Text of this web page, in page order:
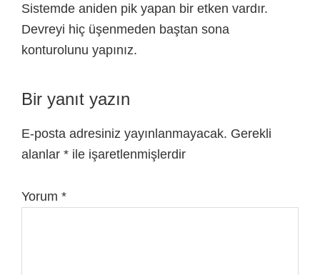
Sistemde aniden pik yapan bir etken vardır.
Devreyi hiç üşenmeden baştan sona
konturolunu yapınız.
Bir yanıt yazın
E-posta adresiniz yayınlanmayacak. Gerekli
alanlar * ile işaretlenmişlerdir
Yorum *